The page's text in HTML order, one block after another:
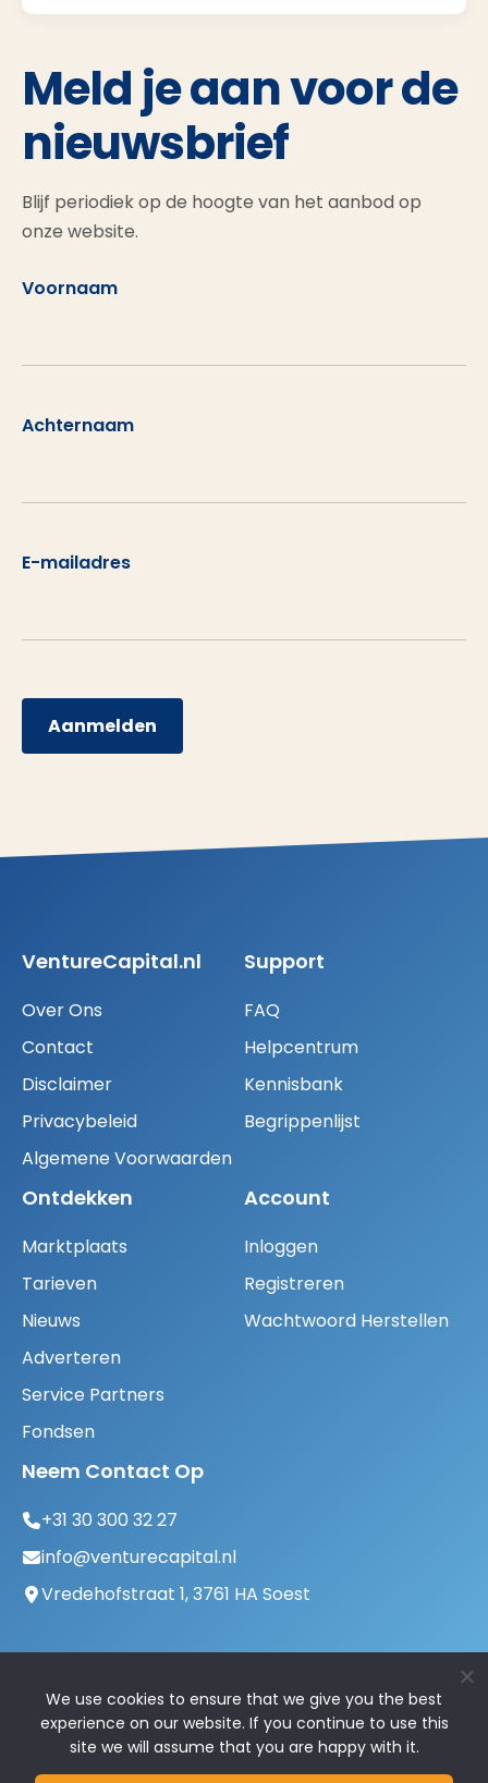
Meld je aan voor de
nieuwsbrief
Blijf periodiek op de hoogte van het aanbod op
onze website.
Voornaam
Achternaam
E-mailadres
Aanmelden
VentureCapital.nl
Over Ons
Contact
Disclaimer
Privacybeleid
Algemene Voorwaarden
Support
FAQ
Helpcentrum
Kennisbank
Begrippenlijst
Ontdekken
Marktplaats
Tarieven
Nieuws
Adverteren
Service Partners
Fondsen
Account
Inloggen
Registreren
Wachtwoord Herstellen
Neem Contact Op
+31 30 300 32 27
info@venturecapital.nl
Vredehofstraat 1, 3761 HA Soest
We use cookies to ensure that we give you the best
experience on our website. If you continue to use this
site we will assume that you are happy with it.